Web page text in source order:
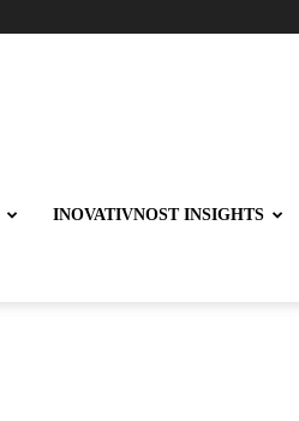
INOVATIVNOST INSIGHTS